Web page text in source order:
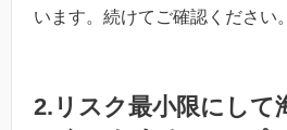
います。続けてご確認ください。
2.リスク最小限にして